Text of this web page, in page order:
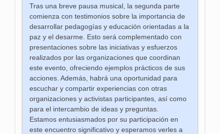
Tras una breve pausa musical, la segunda parte
comienza con testimonios sobre la importancia de
desarrollar pedagogías y educación orientadas a la
paz y el desarme. Esto será complementado con
presentaciones sobre las iniciativas y esfuerzos
realizados por las organizaciones que coordinan
este evento, ofreciendo ejemplos prácticos de sus
acciones. Además, habrá una oportunidad para
escuchar y compartir experiencias con otras
organizaciones y activistas participantes, así como
para el intercambio de ideas y preguntas.
Estamos entusiasmados por su participación en
este encuentro significativo y esperamos verles a